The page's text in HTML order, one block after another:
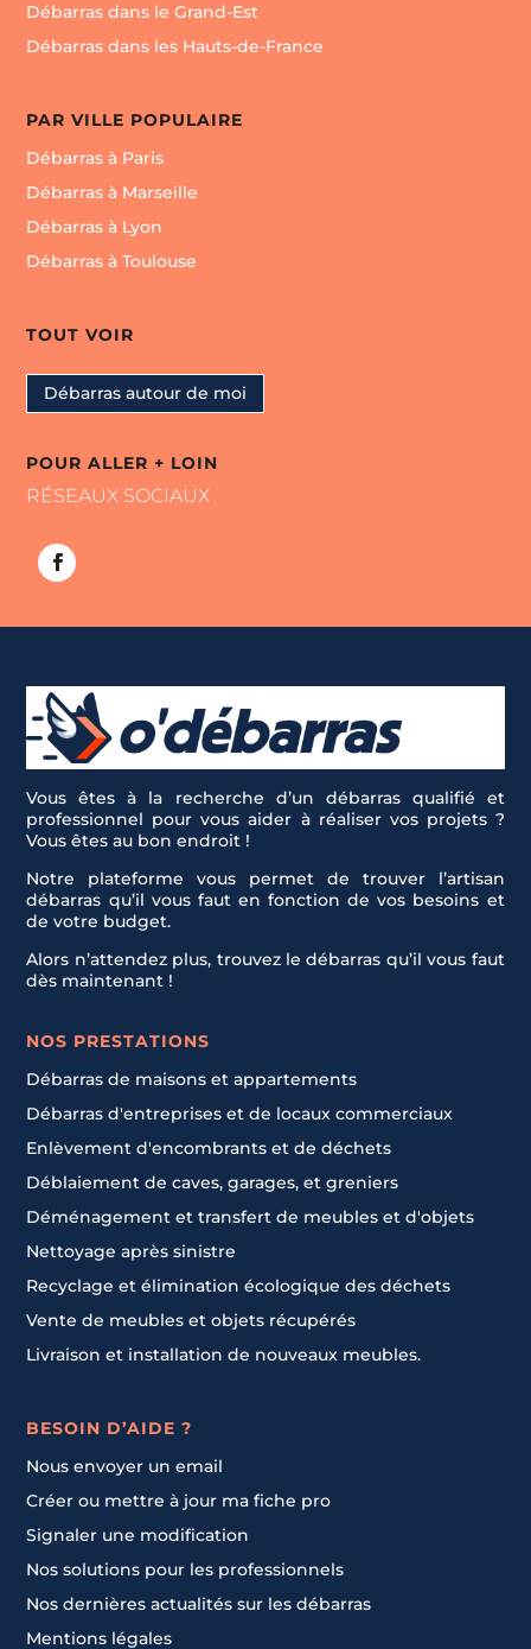
Débarras dans le Grand-Est
Débarras dans les Hauts-de-France
PAR VILLE POPULAIRE
Débarras à Paris
Débarras à Marseille
Débarras à Lyon
Débarras à Toulouse
TOUT VOIR
Débarras autour de moi
POUR ALLER + LOIN
RÉSEAUX SOCIAUX
Vous êtes à la recherche d’un débarras qualifié et
professionnel pour vous aider à réaliser vos projets ?
Vous êtes au bon endroit !
Notre plateforme vous permet de trouver l’artisan
débarras qu’il vous faut en fonction de vos besoins et
de votre budget.
Alors n’attendez plus, trouvez le débarras qu’il vous faut
dès maintenant !
NOS PRESTATIONS
Débarras de maisons et appartements
Débarras d'entreprises et de locaux commerciaux
Enlèvement d'encombrants et de déchets
Déblaiement de caves, garages, et greniers
Déménagement et transfert de meubles et d'objets
Nettoyage après sinistre
Recyclage et élimination écologique des déchets
Vente de meubles et objets récupérés
Livraison et installation de nouveaux meubles.
BESOIN D’AIDE ?
Nous envoyer un email
Créer ou mettre à jour ma fiche pro
Signaler une modification
Nos solutions pour les professionnels
Nos dernières actualités sur les débarras
Mentions légales